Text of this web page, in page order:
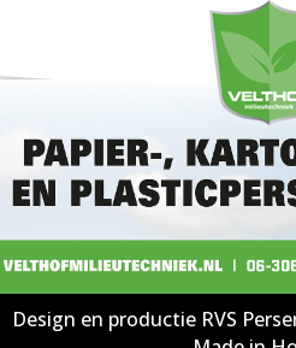
Design en productie RVS